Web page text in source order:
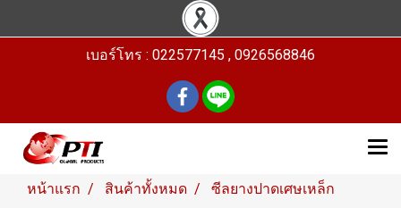
เบอร์โทร : 022577145 , 0926568846
หน้าแรก สินค้าทั้งหมด ซีลยางปาดเศษเหล็ก